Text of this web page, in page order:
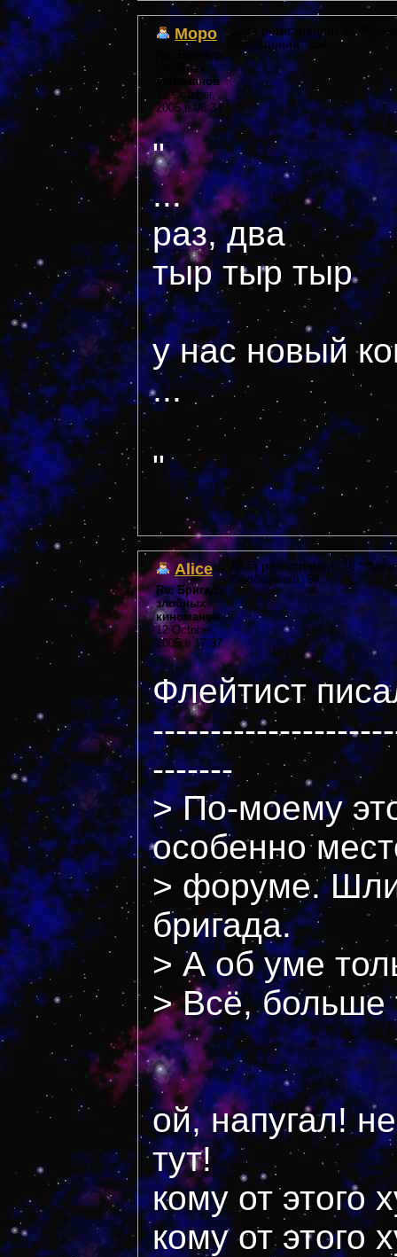
Моро
Re: Бригада
злобных
киноманов
12 October,
2005 в 06:34
Дата регистрации: 38
Сообщений: 264
"
...
раз, два
тыр тыр тыр
у нас новый
...
"
Alice
Re: Бригада
злобных
киноманов
12 October,
2005 в 17:37
Дата регистрации: 38
Сообщений: 57
Флейтист
-------
> По-моему
особенно
> форуме.
бригада.
> А об уме
> Всё, больше
ой, напугал!
тут!
кому от этого
кому от этого